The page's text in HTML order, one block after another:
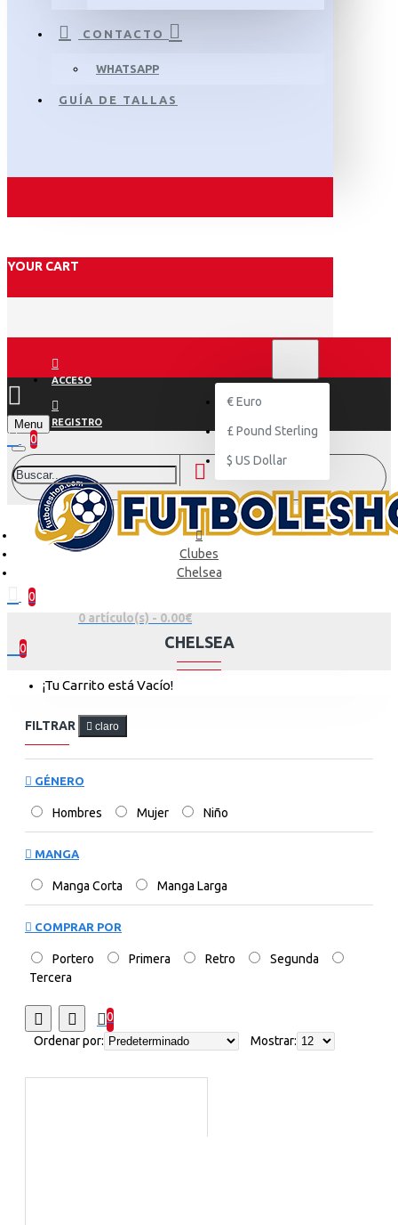
CONTACTO
WHATSAPP
GUÍA DE TALLAS
YOUR CART
ACCESO
REGISTRO
€ Euro
£ Pound Sterling
$ US Dollar
Menu
0
0
0 artículo(s) - 0.00€
0
¡Tu Carrito está Vacío!
Clubes
Chelsea
CHELSEA
FILTRAR claro
GÉNERO
Hombres Mujer Niño
MANGA
Manga Corta Manga Larga
COMPRAR POR
Portero Primera Retro
Segunda
Tercera
0
Ordenar por:
Mostrar: